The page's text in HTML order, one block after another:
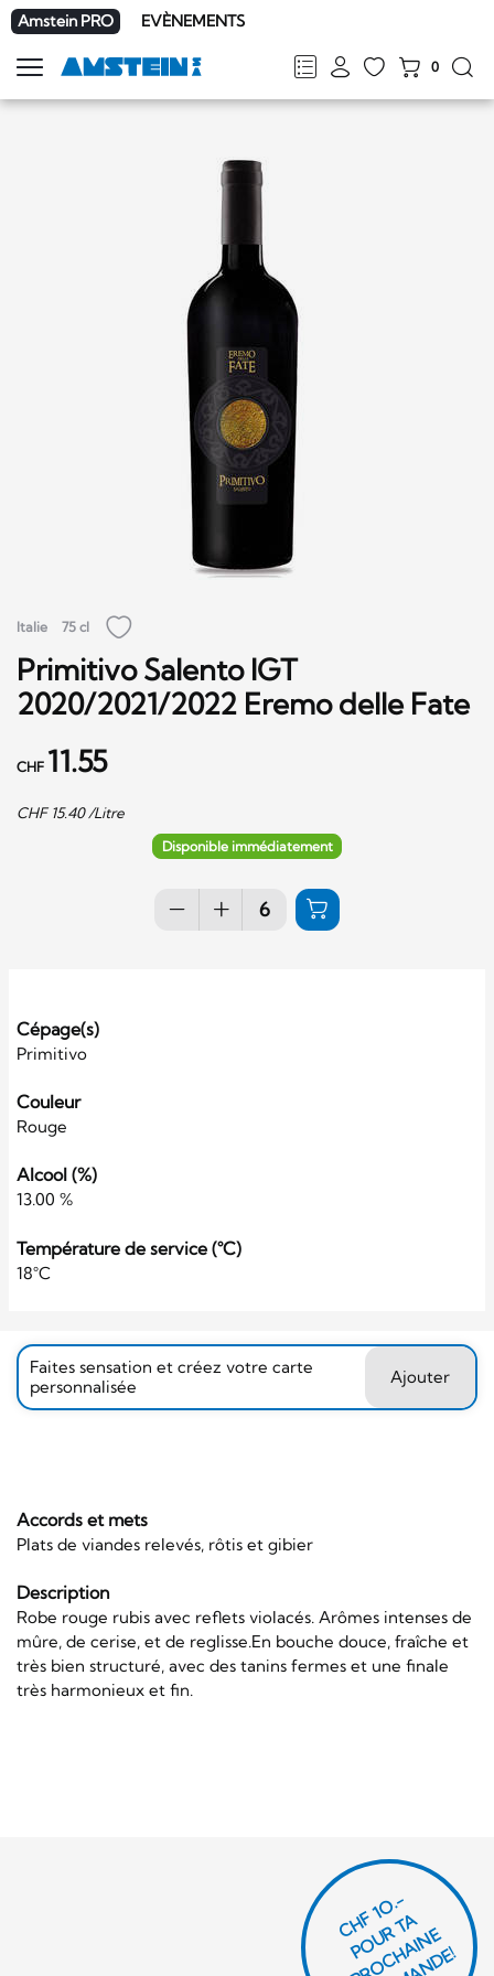
Amstein PRO EVÈNEMENTS
FRDEENIT
0
Afficher
la
Italie 75 cl
Primitivo Salento IGT
2020/2021/2022 Eremo delle Fate
CHF 11.55
CHF 15.40/Litre
Disponible immédiatement
Cépage(s)
Primitivo
Couleur
Rouge
Alcool (%)
13.00 %
Température de service (°C)
18°C
Faites sensation et créez votre carte
personnalisée
Ajouter
Accords et mets
Plats de viandes relevés, rôtis et gibier
Description
Robe rouge rubis avec reflets violacés. Arômes intenses de
mûre, de cerise, et de reglisse.En bouche douce, fraîche et
très bien structuré, avec des tanins fermes et une finale
très harmonieux et fin.
CHF 1O.-
P
O
U
R
T
A
P
R
O
C
AI
N
E
C
O
M
M
A
N
D